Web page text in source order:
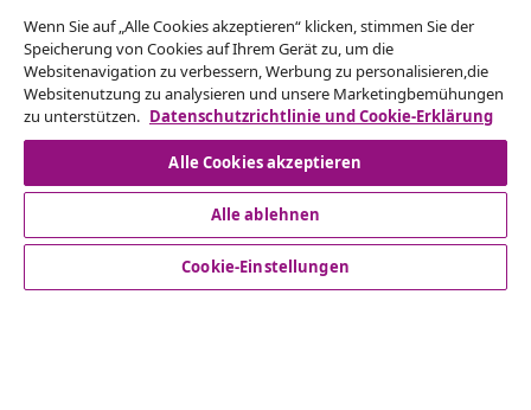
Vom Vertrag zurücktreten
Reiche einen Widerrufsantrag für deine Bestellung
ein.
Vom Vertrag zurücktreten
Kundenservice
Wenn Sie auf „Alle Cookies akzeptieren“ klicken, stimmen Sie der
Speicherung von Cookies auf Ihrem Gerät zu, um die
Websitenavigation zu verbessern, Werbung zu personalisieren,die
Websitenutzung zu analysieren und unsere Marketingbemühungen
zu unterstützen. Datenschutzrichtlinie und Cookie-Erklärung
Alle Cookies akzeptieren
Alle ablehnen
Cookie-Einstellungen